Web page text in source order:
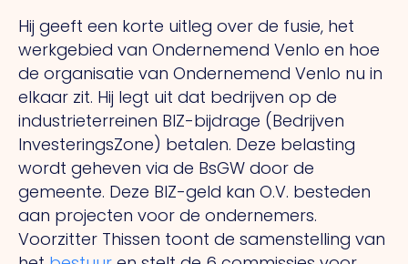
Hij geeft een korte uitleg over de fusie, het
werkgebied van Ondernemend Venlo en hoe
de organisatie van Ondernemend Venlo nu in
elkaar zit. Hij legt uit dat bedrijven op de
industrieterreinen BIZ-bijdrage (Bedrijven
InvesteringsZone) betalen. Deze belasting
wordt geheven via de BsGW door de
gemeente. Deze BIZ-geld kan O.V. besteden
aan projecten voor de ondernemers.
Voorzitter Thissen toont de samenstelling van